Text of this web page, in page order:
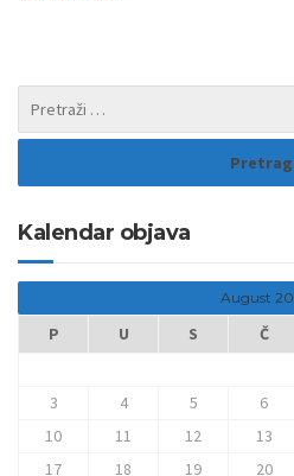
Kalendar objava
August
P U S Č
3
4 5 6
10
11 12 13
17
18 19 20